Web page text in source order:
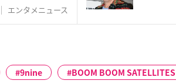
エンタメニュース
9nine BOOM BOOM SATELLITES